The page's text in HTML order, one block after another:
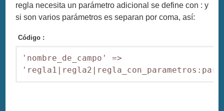
regla necesita un parámetro adicional se define con : y
si son varios parámetros es separan por coma, así:
Código :
'nombre_de_campo' =>